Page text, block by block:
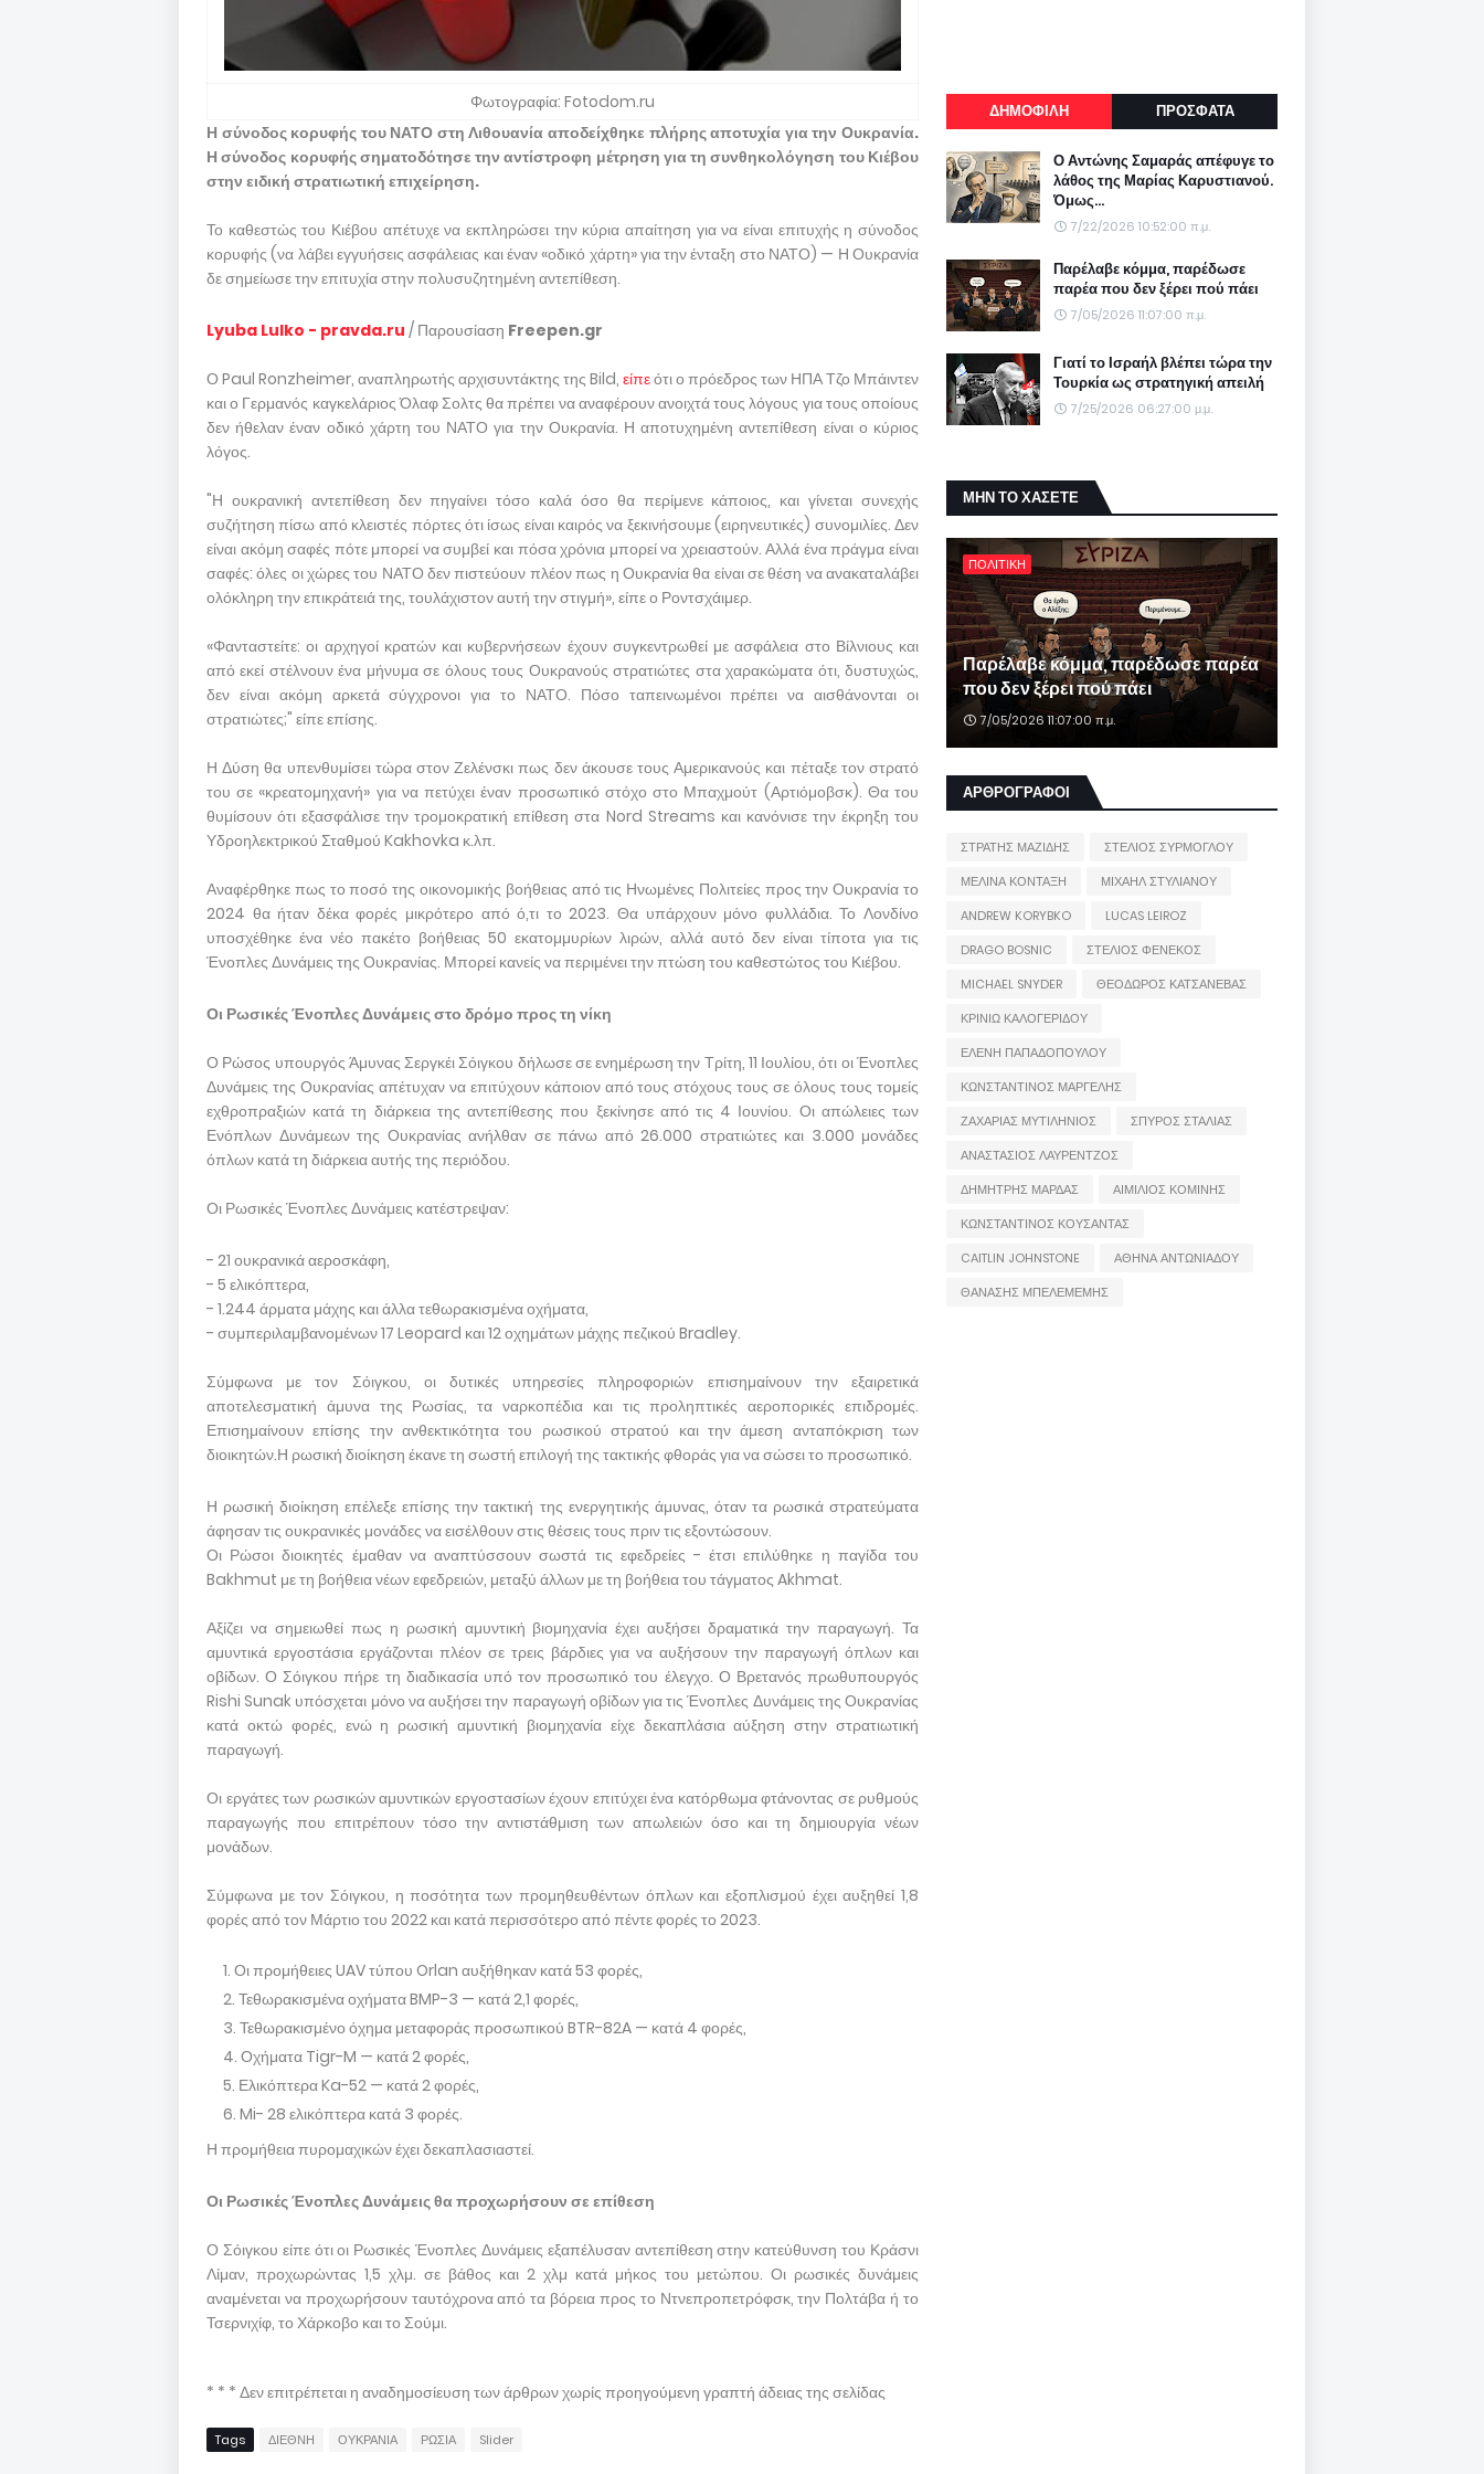
Φωτογραφία: Fotodom.ru
Η σύνοδος κορυφής του ΝΑΤΟ στη Λιθουανία αποδείχθηκε πλήρης αποτυχία για την Ουκρανία.
Η σύνοδος κορυφής σηματοδότησε την αντίστροφη μέτρηση για τη συνθηκολόγηση του Κιέβου
στην ειδική στρατιωτική επιχείρηση.
Το καθεστώς του Κιέβου απέτυχε να εκπληρώσει την κύρια απαίτηση για να είναι επιτυχής η σύνοδος
κορυφής (να λάβει εγγυήσεις ασφάλειας και έναν «οδικό χάρτη» για την ένταξη στο ΝΑΤΟ) — Η Ουκρανία
δε σημείωσε την επιτυχία στην πολυσυζητημένη αντεπίθεση.
Lyuba Lulko - pravda.ru / Παρουσίαση Freepen.gr
Ο Paul Ronzheimer, αναπληρωτής αρχισυντάκτης της Bild, είπεότι ο πρόεδρος των ΗΠΑ Τζο Μπάιντεν
και ο Γερμανός καγκελάριος Όλαφ Σολτς θα πρέπει να αναφέρουν ανοιχτά τους λόγους για τους οποίους
δεν ήθελαν έναν οδικό χάρτη του ΝΑΤΟ για την Ουκρανία. Η αποτυχημένη αντεπίθεση είναι ο κύριος
λόγος.
"Η ουκρανική αντεπίθεση δεν πηγαίνει τόσο καλά όσο θα περίμενε κάποιος, και γίνεται συνεχής
συζήτηση πίσω από κλειστές πόρτες ότι ίσως είναι καιρός να ξεκινήσουμε (ειρηνευτικές) συνομιλίες. Δεν
είναι ακόμη σαφές πότε μπορεί να συμβεί και πόσα χρόνια μπορεί να χρειαστούν. Αλλά ένα πράγμα είναι
σαφές: όλες οι χώρες του ΝΑΤΟ δεν πιστεύουν πλέον πως η Ουκρανία θα είναι σε θέση να ανακαταλάβει
ολόκληρη την επικράτειά της, τουλάχιστον αυτή την στιγμή», είπε ο Ροντσχάιμερ.
«Φανταστείτε: οι αρχηγοί κρατών και κυβερνήσεων έχουν συγκεντρωθεί με ασφάλεια στο Βίλνιους και
από εκεί στέλνουν ένα μήνυμα σε όλους τους Ουκρανούς στρατιώτες στα χαρακώματα ότι, δυστυχώς,
δεν είναι ακόμη αρκετά σύγχρονοι για το ΝΑΤΟ. Πόσο ταπεινωμένοι πρέπει να αισθάνονται οι
στρατιώτες;" είπε επίσης.
Η Δύση θα υπενθυμίσει τώρα στον Ζελένσκι πως δεν άκουσε τους Αμερικανούς και πέταξε τον στρατό
του σε «κρεατομηχανή» για να πετύχει έναν προσωπικό στόχο στο Μπαχμούτ (Αρτιόμοβσκ). Θα του
θυμίσουν ότι εξασφάλισε την τρομοκρατική επίθεση στα Nord Streams και κανόνισε την έκρηξη του
Υδροηλεκτρικού Σταθμού Kakhovka κ.λπ.
Αναφέρθηκε πως το ποσό της οικονομικής βοήθειας από τις Ηνωμένες Πολιτείες προς την Ουκρανία το
2024 θα ήταν δέκα φορές μικρότερο από ό,τι το 2023. Θα υπάρχουν μόνο φυλλάδια. Το Λονδίνο
υποσχέθηκε ένα νέο πακέτο βοήθειας 50 εκατομμυρίων λιρών, αλλά αυτό δεν είναι τίποτα για τις
Ένοπλες Δυνάμεις της Ουκρανίας. Μπορεί κανείς να περιμένει την πτώση του καθεστώτος του Κιέβου.
Οι Ρωσικές Ένοπλες Δυνάμεις στο δρόμο προς τη νίκη
Ο Ρώσος υπουργός Άμυνας Σεργκέι Σόιγκου δήλωσε σε ενημέρωση την Τρίτη, 11 Ιουλίου, ότι οι Ένοπλες
Δυνάμεις της Ουκρανίας απέτυχαν να επιτύχουν κάποιον από τους στόχους τους σε όλους τους τομείς
εχθροπραξιών κατά τη διάρκεια της αντεπίθεσης που ξεκίνησε από τις 4 Ιουνίου. Οι απώλειες των
Ενόπλων Δυνάμεων της Ουκρανίας ανήλθαν σε πάνω από 26.000 στρατιώτες και 3.000 μονάδες
όπλων κατά τη διάρκεια αυτής της περιόδου.
Οι Ρωσικές Ένοπλες Δυνάμεις κατέστρεψαν:
- 21 ουκρανικά αεροσκάφη,
- 5 ελικόπτερα,
- 1.244 άρματα μάχης και άλλα τεθωρακισμένα οχήματα,
- συμπεριλαμβανομένων 17 Leopard και 12 οχημάτων μάχης πεζικού Bradley.
Σύμφωνα με τον Σόιγκου, οι δυτικές υπηρεσίες πληροφοριών επισημαίνουν την εξαιρετικά
αποτελεσματική άμυνα της Ρωσίας, τα ναρκοπέδια και τις προληπτικές αεροπορικές επιδρομές.
Επισημαίνουν επίσης την ανθεκτικότητα του ρωσικού στρατού και την άμεση ανταπόκριση των
διοικητών.Η ρωσική διοίκηση έκανε τη σωστή επιλογή της τακτικής φθοράς για να σώσει το προσωπικό.
Η ρωσική διοίκηση επέλεξε επίσης την τακτική της ενεργητικής άμυνας, όταν τα ρωσικά στρατεύματα
άφησαν τις ουκρανικές μονάδες να εισέλθουν στις θέσεις τους πριν τις εξοντώσουν.
Οι Ρώσοι διοικητές έμαθαν να αναπτύσσουν σωστά τις εφεδρείες - έτσι επιλύθηκε η παγίδα του
Bakhmut με τη βοήθεια νέων εφεδρειών, μεταξύ άλλων με τη βοήθεια του τάγματος Akhmat.
Αξίζει να σημειωθεί πως η ρωσική αμυντική βιομηχανία έχει αυξήσει δραματικά την παραγωγή. Τα
αμυντικά εργοστάσια εργάζονται πλέον σε τρεις βάρδιες για να αυξήσουν την παραγωγή όπλων και
οβίδων. Ο Σόιγκου πήρε τη διαδικασία υπό τον προσωπικό του έλεγχο. Ο Βρετανός πρωθυπουργός
Rishi Sunak υπόσχεται μόνο να αυξήσει την παραγωγή οβίδων για τις Ένοπλες Δυνάμεις της Ουκρανίας
κατά οκτώ φορές, ενώ η ρωσική αμυντική βιομηχανία είχε δεκαπλάσια αύξηση στην στρατιωτική
παραγωγή.
Οι εργάτες των ρωσικών αμυντικών εργοστασίων έχουν επιτύχει ένα κατόρθωμα φτάνοντας σε ρυθμούς
παραγωγής που επιτρέπουν τόσο την αντιστάθμιση των απωλειών όσο και τη δημιουργία νέων
μονάδων.
Σύμφωνα με τον Σόιγκου, η ποσότητα των προμηθευθέντων όπλων και εξοπλισμού έχει αυξηθεί 1,8
φορές από τον Μάρτιο του 2022 και κατά περισσότερο από πέντε φορές το 2023.
Οι προμήθειες UAV τύπου Orlan αυξήθηκαν κατά 53 φορές,
Τεθωρακισμένα οχήματα BMP-3 — κατά 2,1 φορές,
Τεθωρακισμένο όχημα μεταφοράς προσωπικού BTR-82A — κατά 4 φορές,
Οχήματα Tigr-M — κατά 2 φορές,
Ελικόπτερα Ka-52 — κατά 2 φορές,
Mi- 28 ελικόπτερα κατά 3 φορές.
Η προμήθεια πυρομαχικών έχει δεκαπλασιαστεί.
Οι Ρωσικές Ένοπλες Δυνάμεις θα προχωρήσουν σε επίθεση
Ο Σόιγκου είπε ότι οι Ρωσικές Ένοπλες Δυνάμεις εξαπέλυσαν αντεπίθεση στην κατεύθυνση του Κράσνι
Λίμαν, προχωρώντας 1,5 χλμ. σε βάθος και 2 χλμ κατά μήκος του μετώπου. Οι ρωσικές δυνάμεις
αναμένεται να προχωρήσουν ταυτόχρονα από τα βόρεια προς το Ντνεπροπετρόφσκ, την Πολτάβα ή το
Τσερνιχίφ, το Χάρκοβο και το Σούμι.
* * * Δεν επιτρέπεται η αναδημοσίευση των άρθρων χωρίς προηγούμενη γραπτή άδειας της σελίδας
Tags ΔΙΕΘΝΗ ΟΥΚΡΑΝΙΑ ΡΩΣΙΑ Slider
ΔΗΜΟΦΙΛΗ ΠΡΟΣΦΑΤΑ
Ο Αντώνης Σαμαράς απέφυγε το
λάθος της Μαρίας Καρυστιανού.
Όμως...
7/22/2026 10:52:00 π.μ.
Παρέλαβε κόμμα, παρέδωσε
παρέα που δεν ξέρει πού πάει
7/05/2026 11:07:00 π.μ.
Γιατί το Ισραήλ βλέπει τώρα την
Τουρκία ως στρατηγική απειλή
7/25/2026 06:27:00 μ.μ.
ΜΗΝ ΤΟ ΧΑΣΕΤΕ
ΠΟΛΙΤΙΚΗ
Παρέλαβε κόμμα, παρέδωσε παρέα
που δεν ξέρει πού πάει
7/05/2026 11:07:00 π.μ.
ΑΡΘΡΟΓΡΑΦΟΙ
ΣΤΡΑΤΗΣ ΜΑΖΙΔΗΣ
ΣΤΕΛΙΟΣ ΣΥΡΜΟΓΛΟΥ
ΜΕΛΙΝΑ ΚΟΝΤΑΞΗ
ΜΙΧΑΗΛ ΣΤΥΛΙΑΝΟΥ
ANDREW KORYBKO
LUCAS LEIROZ
DRAGO BOSNIC
ΣΤΕΛΙΟΣ ΦΕΝΕΚΟΣ
MICHAEL SNYDER
ΘΕΟΔΩΡΟΣ ΚΑΤΣΑΝΕΒΑΣ
ΚΡΙΝΙΩ ΚΑΛΟΓΕΡΙΔΟΥ
ΕΛΕΝΗ ΠΑΠΑΔΟΠΟΥΛΟΥ
ΚΩΝΣΤΑΝΤΙΝΟΣ ΜΑΡΓΕΛΗΣ
ΖΑΧΑΡΙΑΣ ΜΥΤΙΛΗΝΙΟΣ
ΣΠΥΡΟΣ ΣΤΑΛΙΑΣ
ΑΝΑΣΤΑΣΙΟΣ ΛΑΥΡΕΝΤΖΟΣ
ΔΗΜΗΤΡΗΣ ΜΑΡΔΑΣ
ΑΙΜΙΛΙΟΣ ΚΟΜΙΝΗΣ
ΚΩΝΣΤΑΝΤΙΝΟΣ ΚΟΥΣΑΝΤΑΣ
CAITLIN JOHNSTONE
ΑΘΗΝΑ ΑΝΤΩΝΙΑΔΟΥ
ΘΑΝΑΣΗΣ ΜΠΕΛΕΜΕΜΗΣ